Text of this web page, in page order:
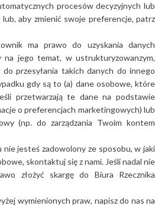
procesów decyzyjnych lub
lub, aby zmienić swoje preferencje, patrz
ma prawo do uzyskania danych
na jego temat, w ustrukturyzowanzym,
przesyłania takich danych do innego
gdy są to (a) dane osobowe, które
przetwarzają te dane na podstawie
o preferencjach marketingowych) lub
(np. do zarządzania Twoim kontem
nie jesteś zadowolony ze sposobu, w jaki
skontaktuj się z nami. Jeśli nadal nie
złożyć skargę do Biura Rzecznika
wymienionych praw, napisz do nas na